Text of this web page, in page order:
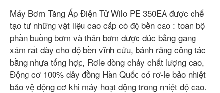
Máy Bơm Tăng Áp Điện Tử Wilo PE 350EA được chế
tạo từ những vật liệu cao cấp có độ bền cao : toàn bộ
phần buồng bơm và thân bơm được đúc bằng gang
xám rất dày cho độ bền vĩnh cửu, bánh răng công tác
bằng nhựa tổng hợp, Rơle dòng chảy chất lượng cao,
Động cơ 100% dây đồng Hàn Quốc có rơ-le bảo nhiệt
bảo vệ động cơ khi máy hoạt động trong nhiệt độ cao.